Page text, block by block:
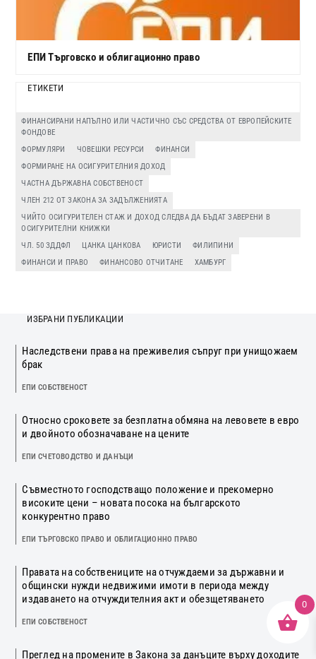
ЕПИ Търговско и облигационно право
ЕТИКЕТИ
ФИНАНСИРАНИ НАПЪЛНО ИЛИ ЧАСТИЧНО СЪС СРЕДСТВА ОТ ЕВРОПЕЙСКИТЕ
ФОНДОВЕ
ФОРМУЛЯРИ
ЧОВЕШКИ РЕСУРСИ
ФИНАНСИ
ФОРМИРАНЕ НА ОСИГУРИТЕЛНИЯ ДОХОД
ЧАСТНА ДЪРЖАВНА СОБСТВЕНОСТ
ЧЛЕН 212 ОТ ЗАКОНА ЗА ЗАДЪЛЖЕНИЯТА
ЧИЙТО ОСИГУРИТЕЛЕН СТАЖ И ДОХОД СЛЕДВА ДА БЪДАТ ЗАВЕРЕНИ В
ОСИГУРИТЕЛНИ КНИЖКИ
ЧЛ. 50 ЗДДФЛ
ЦАНКА ЦАНКОВА ЮРИСТИ
ФИЛИПИНИ
ФИНАНСИ И ПРАВО
ФИНАНСОВО ОТЧИТАНЕ ХАМБУРГ
ИЗБРАНИ ПУБЛИКАЦИИ
Наследствени права на преживелия съпруг при унищожаем
брак
ЕПИ СОБСТВЕНОСТ
Относно сроковете за безплатна обмяна на левовете в евро
и двойното обозначаване на цените
ЕПИ СЧЕТОВОДСТВО И ДАНЪЦИ
Съвместното господстващо положение и прекомерно
високите цени – новата посока на българското
конкурентно право
ЕПИ ТЪРГОВСКО ПРАВО И ОБЛИГАЦИОННО ПРАВО
Правата на собствениците на отчуждаеми за държавни и
общински нужди недвижими имоти в периода между
издаването на отчуждителния акт и обезщетяването
ЕПИ СОБСТВЕНОСТ
Преглед на промените в Закона за данъците върху доходите
0